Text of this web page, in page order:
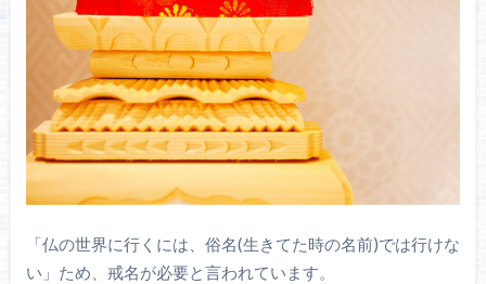
「仏の世界に行くには、俗名(生きてた時の名前)では行けな
い」ため、戒名が必要と言われています。